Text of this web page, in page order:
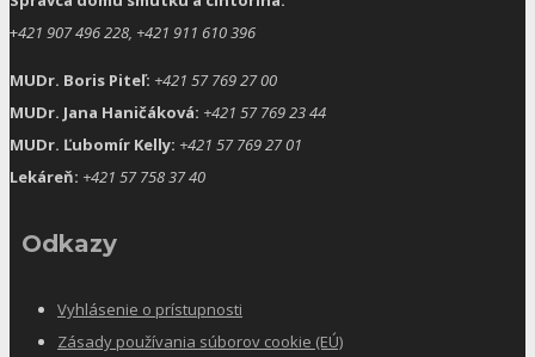
+421 907 496 228, +421 911 610 396
MUDr. Boris Piteľ: +421 57 769 27 00
MUDr. Jana Haničáková: +421 57 769 23 44
MUDr. Ľubomír Kelly: +421 57 769 27 01
Lekáreň: +421 57 758 37 40
Odkazy
Vyhlásenie o prístupnosti
Zásady používania súborov cookie (EÚ)